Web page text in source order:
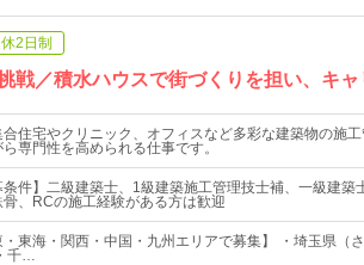
2日制
戦／積水ハウスで街づくりを担い、キ
合住宅やクリニック、オフィスなど多彩な建築物の施
ら専門性を高められる仕事です。
条件】二級建築士、1級建築施工管理技士補、一級建
骨、RCの施工経験がある方は歓迎
・東海・関西・中国・九州エリアで募集】 ・埼玉県（
千…